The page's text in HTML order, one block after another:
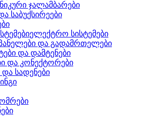
ჯალამბარები
საბუქსირეები
ელექტრო სისტემები
და გადამრთელები
და დამტენები
და კონექტორები
სადენები